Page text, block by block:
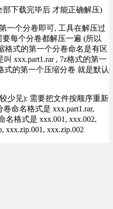
下载完毕后 才能正确解压)
一个分卷即可, 工具在解压过
每个分卷都解压一遍 (所以
格式的第一个分卷命名是有区
xxx.part1.rar , 7z格式的第一
式的第一个压缩分卷 就是默认
少见): 需要把文件按顺序重新
命名格式是 xxx.part1.rar,
名格式是 xxx.001, xxx.002,
xxx.zip.001, xxx.zip.002